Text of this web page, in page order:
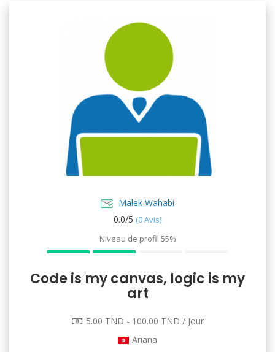
Malek Wahabi
0.0/5 (0 Avis)
Niveau de profil 55%
Code is my canvas, logic is my
art
5.00 TND - 100.00 TND / Jour
Ariana